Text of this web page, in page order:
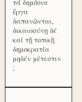
τά δημόσια
ἔργα
δαπανῶνται,
δικαιοσύνῃ δέ
καί τῇ τοπικῇ
δημοκρατία
μηδέν μέτεστιν
;